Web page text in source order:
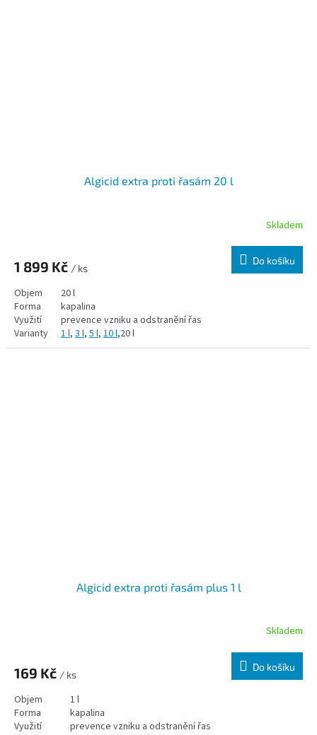
Algicid extra proti řasám 20 l
Skladem
1 899 Kč / ks
Do košíku
Objem
20 l
Forma
kapalina
Využití
prevence vzniku a odstranění řas
Varianty
1 l, 3 l, 5 l, 10 l,20 l
Algicid extra proti řasám plus 1 l
Skladem
169 Kč / ks
Do košíku
Objem
1 l
Forma
kapalina
Využití
prevence vzniku a odstranění řas